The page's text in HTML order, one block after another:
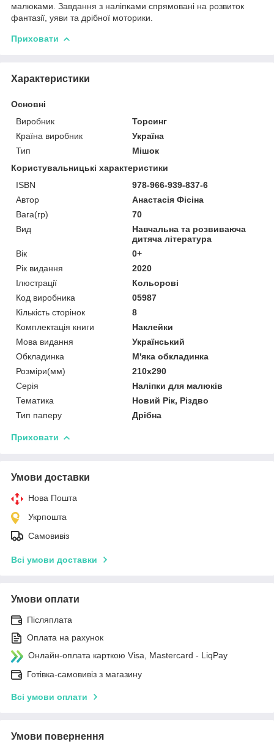
малюками. Завдання з наліпками спрямовані на розвиток
фантазії, уяви та дрібної моторики.
Приховати
Характеристики
Основні
Виробник
Торсинг
Країна виробник
Україна
Тип
Мішок
Користувальницькі характеристики
ISBN
978-966-939-837-6
Автор
Анастасія Фісіна
Вага(гр)
70
Вид
Навчальна та розвиваюча
дитяча література
Вік
0+
Рік видання
2020
Ілюстрації
Кольорові
Код виробника
05987
Кількість сторінок
8
Комплектація книги
Наклейки
Мова видання
Український
Обкладинка
М'яка обкладинка
Розміри(мм)
210x290
Серія
Наліпки для малюків
Тематика
Новий Рік, Різдво
Тип паперу
Дрібна
Приховати
Умови доставки
Нова Пошта
Укрпошта
Самовивіз
Всі умови доставки
Умови оплати
Післяплата
Оплата на рахунок
Онлайн-оплата карткою Visa, Mastercard - LiqPay
Готівка-самовивіз з магазину
Всі умови оплати
Умови повернення